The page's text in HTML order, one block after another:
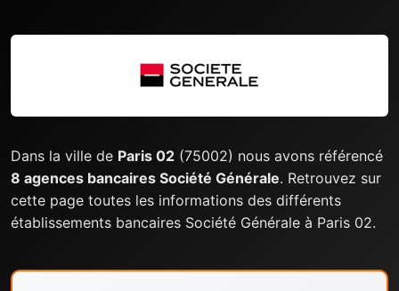
Dans la ville de Paris 02 (75002) nous avons référencé
8 agences bancaires Société Générale. Retrouvez sur
cette page toutes les informations des différents
établissements bancaires Société Générale à Paris 02.